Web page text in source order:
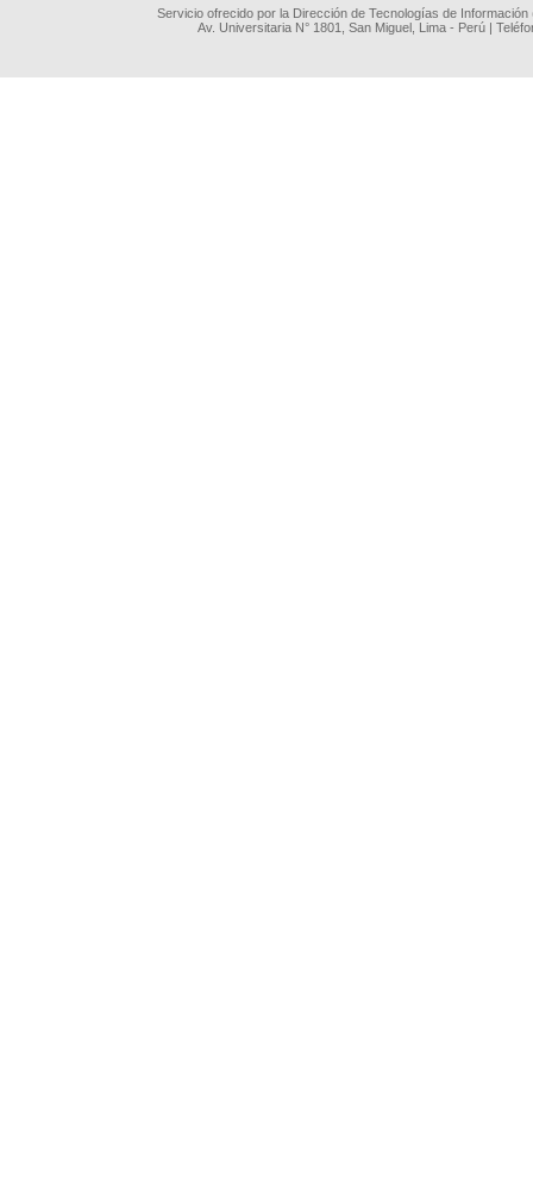
Servicio ofrecido por la Dirección de Tecnologías de
Av. Universitaria N° 1801, San Miguel, Lima - Perú |